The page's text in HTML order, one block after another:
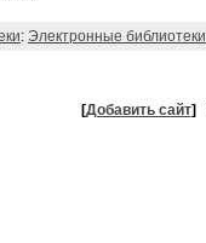
: Электронные библиотеки
[Добавить сайт]